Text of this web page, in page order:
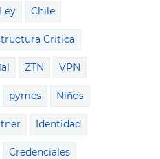
Ley Chile
Critica
ZTN VPN
pymes Niños
Identidad
Credenciales